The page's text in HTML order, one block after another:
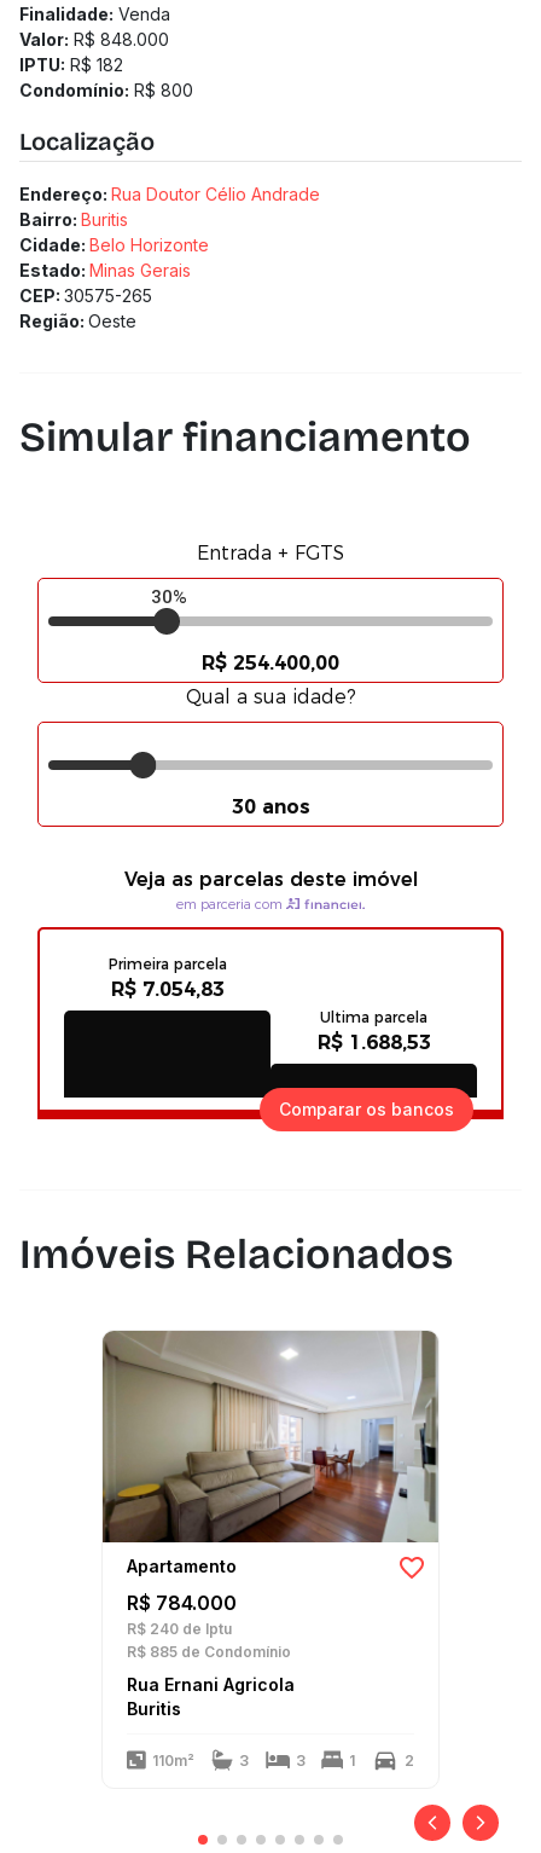
Finalidade: Venda
Valor: R$ 848.000
IPTU: R$ 182
Condomínio: R$ 800
Localização
Endereço: Rua Doutor Célio Andrade
Bairro: Buritis
Cidade: Belo Horizonte
Estado: Minas Gerais
CEP: 30575-265
Região: Oeste
Simular financiamento
Comparar os bancos
Imóveis Relacionados
Apartamento
R$ 784.000
R$ 240 de Iptu
R$ 885 de Condomínio
Rua Ernani Agricola
Buritis
110m² 3 3 1 2